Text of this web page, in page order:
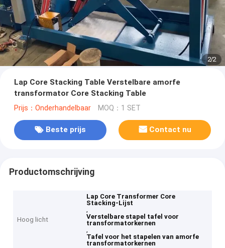
2/2
Lap Core Stacking Table Verstelbare amorfe
transformator Core Stacking Table
Prijs：Onderhandelbaar MOQ：1 SET
Beste prijs Contact nu
Productomschrijving
Hoog licht
Lap Core Transformer Core
Stacking-Lijst
,
Verstelbare stapel tafel voor
transformatorkernen
,
Tafel voor het stapelen van amorfe
transformatorkernen